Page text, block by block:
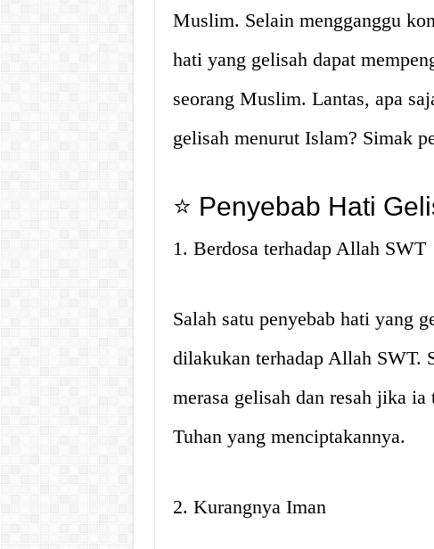
Muslim. Selain mengganggu
hati yang gelisah dapat
seorang Muslim. Lantas, apa
gelisah menurut Islam? Simak
⭐ Penyebab Hati
1. Berdosa terhadap Allah SWT
Salah satu penyebab hati yang
dilakukan terhadap Allah SWT.
merasa gelisah dan resah jika
Tuhan yang menciptakannya.
2. Kurangnya Iman